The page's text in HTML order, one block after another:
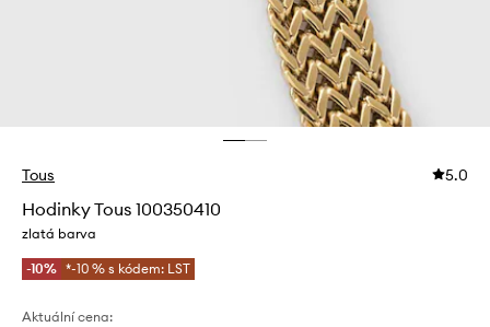
Tous 5.0
Hodinky Tous 100350410
zlatá barva
-10% *-10 % s kódem: LST
Aktuální cena: